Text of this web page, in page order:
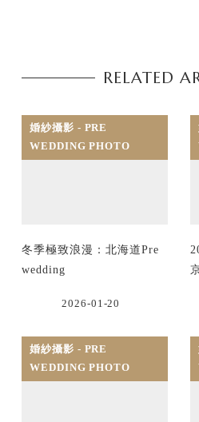
RELATED
婚紗攝影 - PRE
WEDDING PHOTO
冬季極致浪漫：北海道Pre
wedding
2026-01-20
婚紗攝影 - PRE
WEDDING PHOTO